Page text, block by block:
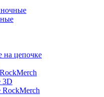
на цепочке
3D